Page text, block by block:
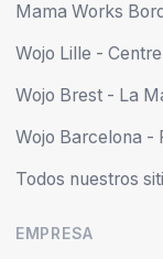
Mama Works
Wojo Lille - Centre
Wojo Brest - La
Wojo Barcelona -
Todos nuestros
EMPRESA